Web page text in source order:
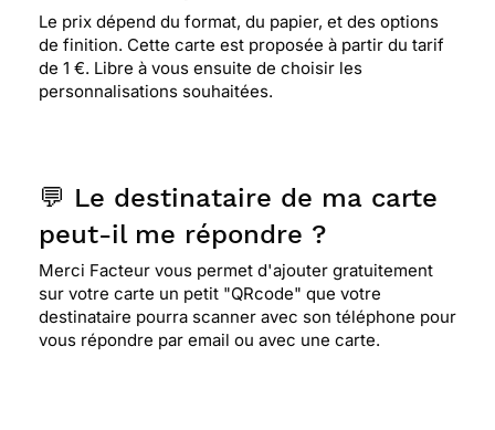
Le prix dépend du format, du papier, et des options
de finition. Cette carte est proposée à partir du tarif
de 1 €. Libre à vous ensuite de choisir les
personnalisations souhaitées.
💬 Le destinataire de ma carte
peut-il me répondre ?
Merci Facteur vous permet d'ajouter gratuitement
sur votre carte un petit "QRcode" que votre
destinataire pourra scanner avec son téléphone pour
vous répondre par email ou avec une carte.